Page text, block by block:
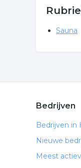
Sauna
Bedrijven
Bedrijven in
Nieuwe
Meest